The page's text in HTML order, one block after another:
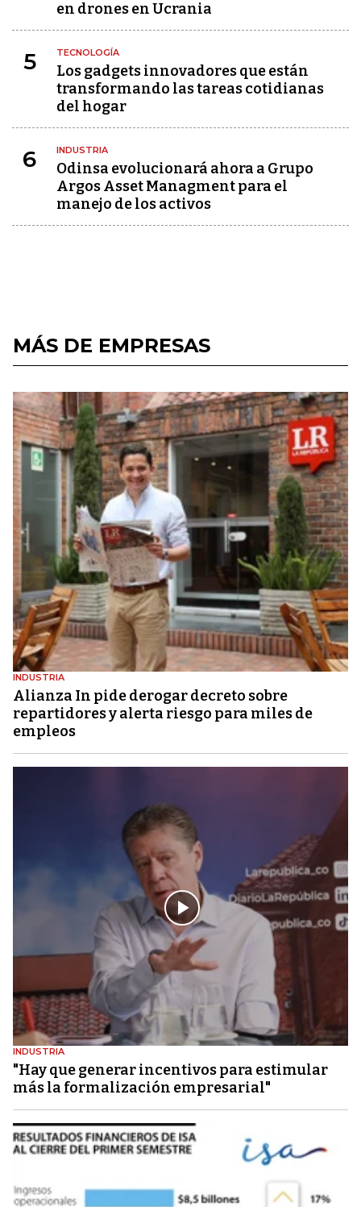
en drones en Ucrania
5 TECNOLOGÍA
Los gadgets innovadores que están
transformando las tareas cotidianas
del hogar
6 INDUSTRIA
Odinsa evolucionará ahora a Grupo
Argos Asset Managment para el
manejo de los activos
MÁS DE EMPRESAS
INDUSTRIA
Alianza In pide derogar decreto sobre
repartidores y alerta riesgo para miles de
empleos
INDUSTRIA
"Hay que generar incentivos para estimular
más la formalización empresarial"